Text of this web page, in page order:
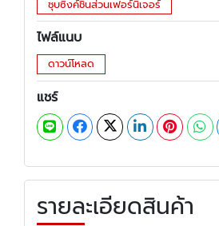
ชุบซิงค์ชิ้นส่วนเฟอร์นิเจอร์
ไฟล์แนบ
ดาวน์โหลด
แชร์
รายละเอียดสินค้า